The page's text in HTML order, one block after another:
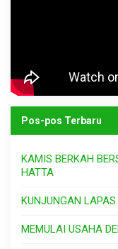
Pos-pos Terbaru
KAMIS BERKAH
HATTA
KUNJUNGAN
MEMULAI USAHA